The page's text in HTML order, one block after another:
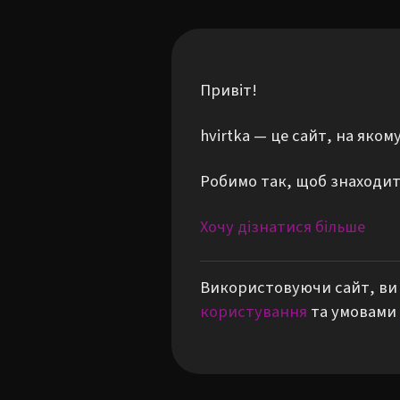
Привіт!
hvirtka — це сайт, на
Робимо так, щоб
Хочу дізнатися більше
Використовуючи сайт,
користування та умовами